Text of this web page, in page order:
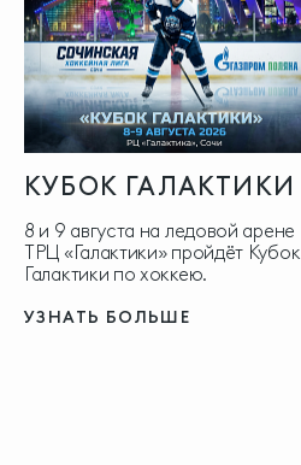
КУБОК ГАЛАКТИКИ
8 и 9 августа на ледовой арене
ТРЦ «Галактики» пройдёт Кубок
Галактики по хоккею.
УЗНАТЬ БОЛЬШЕ